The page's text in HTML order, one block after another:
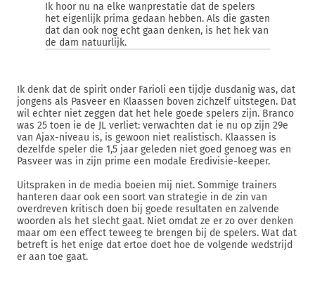
Ik hoor nu na elke wanprestatie dat de spelers
het eigenlijk prima gedaan hebben. Als die gasten
dat dan ook nog echt gaan denken, is het hek van
de dam natuurlijk.
Ik denk dat de spirit onder Farioli een tijdje dusdanig was, dat
jongens als Pasveer en Klaassen boven zichzelf uitstegen. Dat
wil echter niet zeggen dat het hele goede spelers zijn. Branco
was 25 toen ie de JL verliet: verwachten dat ie nu op zijn 29e
van Ajax-niveau is, is gewoon niet realistisch. Klaassen is
dezelfde speler die 1,5 jaar geleden niet goed genoeg was en
Pasveer was in zijn prime een modale Eredivisie-keeper.
Uitspraken in de media boeien mij niet. Sommige trainers
hanteren daar ook een soort van strategie in de zin van
overdreven kritisch doen bij goede resultaten en zalvende
woorden als het slecht gaat. Niet omdat ze er zo over denken
maar om een effect teweeg te brengen bij de spelers. Wat dat
betreft is het enige dat ertoe doet hoe de volgende wedstrijd
er aan toe gaat.